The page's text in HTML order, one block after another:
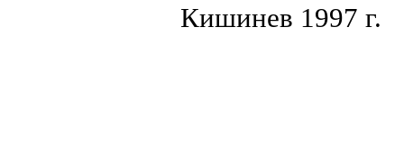
Кишинев 1997 г.